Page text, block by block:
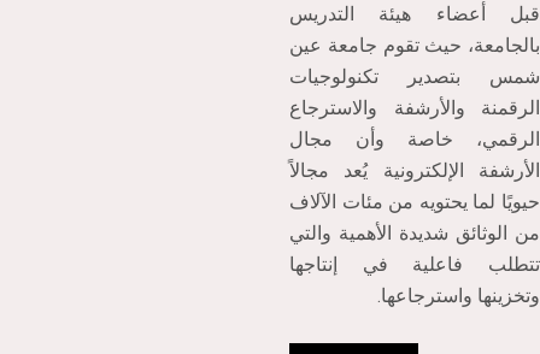
قبل أعضاء هيئة التدريس
بالجامعة، حيث تقوم جامعة عين
شمس بتصدير تكنولوجيات
الرقمنة والأرشفة والاسترجاع
الرقمي، خاصة وأن مجال
الأرشفة الإلكترونية يُعد مجالاً
حيويًا لما يحتويه من مئات الآلاف
من الوثائق شديدة الأهمية والتي
تتطلب فاعلية في إنتاجها
وتخزينها واسترجاعها.